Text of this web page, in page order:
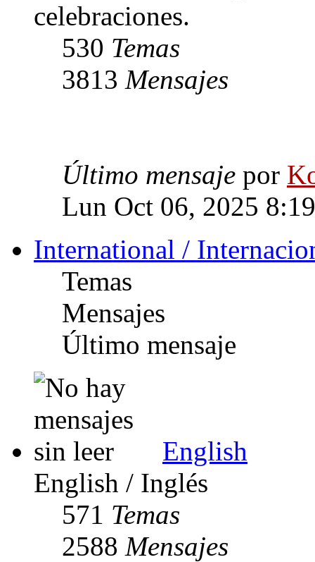
celebraciones.
530 Temas
3813 Mensajes
Último mensaje por
Lun Oct 06, 2025
International /
Temas
Mensajes
Último mensaje
English
English / Inglés
571 Temas
2588 Mensajes